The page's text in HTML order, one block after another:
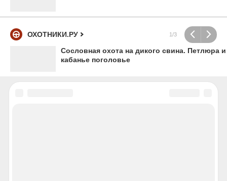
ОХОТНИКИ.РУ 1/3
Сословная охота на дикого свина. Петлюра и
кабанье поголовье